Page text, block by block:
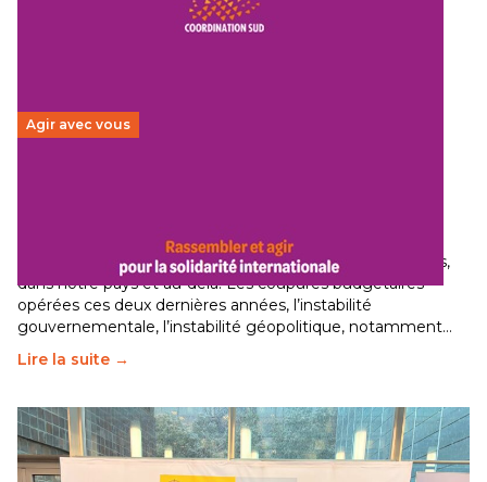
Agir avec vous
Le secteur humanitaire connaît des difficultés profondes,
dans notre pays et au-delà. Les coupures budgétaires
opérées ces deux dernières années, l’instabilité
gouvernementale, l’instabilité géopolitique, notamment…
Lire la suite →